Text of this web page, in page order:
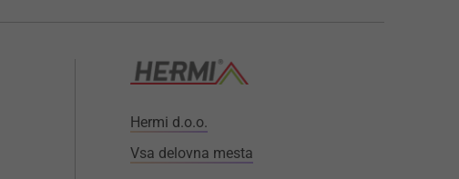
Hermi d.o.o.
Vsa delovna mesta